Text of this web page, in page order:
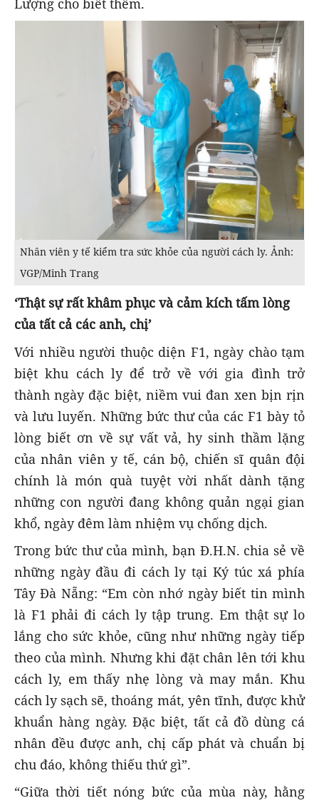
Lượng cho biết thêm.
Nhân viên y tế kiểm tra sức khỏe của người cách ly. Ảnh:
VGP/Minh Trang
‘Thật sự rất khâm phục và cảm kích tấm lòng
của tất cả các anh, chị’
Với nhiều người thuộc diện F1, ngày chào tạm
biệt khu cách ly để trở về với gia đình trở
thành ngày đặc biệt, niềm vui đan xen bịn rịn
và lưu luyến. Những bức thư của các F1 bày tỏ
lòng biết ơn về sự vất vả, hy sinh thầm lặng
của nhân viên y tế, cán bộ, chiến sĩ quân đội
chính là món quà tuyệt vời nhất dành tặng
những con người đang không quản ngại gian
khổ, ngày đêm làm nhiệm vụ chống dịch.
Trong bức thư của mình, bạn Đ.H.N. chia sẻ về
những ngày đầu đi cách ly tại Ký túc xá phía
Tây Đà Nẵng: “Em còn nhớ ngày biết tin mình
là F1 phải đi cách ly tập trung. Em thật sự lo
lắng cho sức khỏe, cũng như những ngày tiếp
theo của mình. Nhưng khi đặt chân lên tới khu
cách ly, em thấy nhẹ lòng và may mắn. Khu
cách ly sạch sẽ, thoáng mát, yên tĩnh, được khử
khuẩn hàng ngày. Đặc biệt, tất cả đồ dùng cá
nhân đều được anh, chị cấp phát và chuẩn bị
chu đáo, không thiếu thứ gì”.
“Giữa thời tiết nóng bức của mùa này, hằng